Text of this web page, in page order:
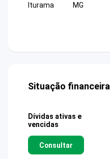
Iturama
MG
Situação financeira
Dívidas ativas e
vencidas
Consultar